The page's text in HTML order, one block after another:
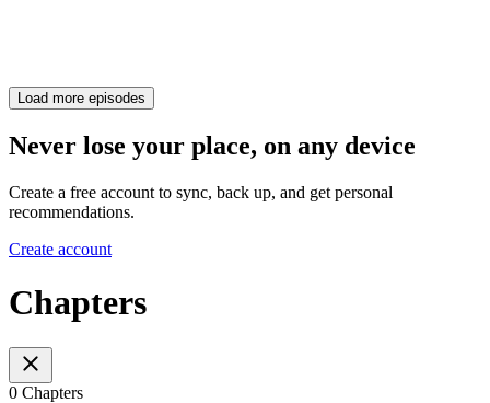
Load more episodes
Never lose your place, on any device
Create a free account to sync, back up, and get personal
recommendations.
Create account
Chapters
0 Chapters